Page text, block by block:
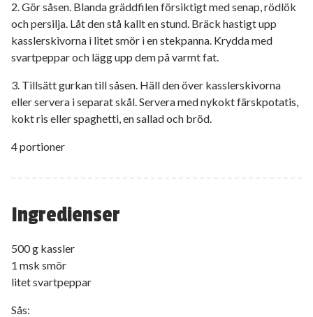
Ingredienser
500 g kassler
1 msk smör
litet svartpeppar
Sås:
2. Gör såsen. Blanda gräddfilen försiktigt med senap, rödlök
och persilja. Låt den stå kallt en stund. Bräck hastigt upp
kasslerskivorna i litet smör i en stekpanna. Krydda med
svartpeppar och lägg upp dem på varmt fat.
3. Tillsätt gurkan till såsen. Häll den över kasslerskivorna
eller servera i separat skål. Servera med nykokt färskpotatis,
kokt ris eller spaghetti, en sallad och bröd.
4 portioner